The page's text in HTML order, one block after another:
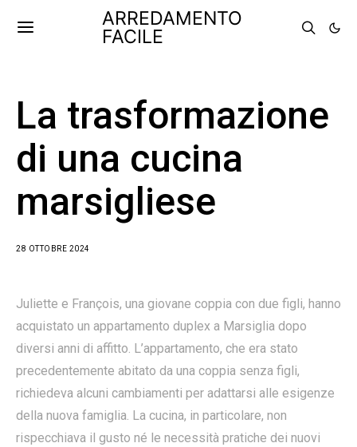
ARREDAMENTO
FACILE
La trasformazione
di una cucina
marsigliese
28 OTTOBRE 2024
​Juliette e François, una giovane coppia con due figli, hanno
acquistato un appartamento duplex a Marsiglia dopo
diversi anni di affitto. L’appartamento, che era stato
precedentemente abitato da una coppia senza figli,
richiedeva alcuni cambiamenti per adattarsi alle esigenze
della nuova famiglia. La cucina, in particolare, non
rispecchiava il gusto né le necessità pratiche dei nuovi